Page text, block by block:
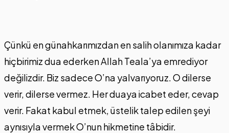
Çünkü en günahkarımızdan en salih olanımıza kadar
hiçbirimiz dua ederken Allah Teala’ya emrediyor
değilizdir. Biz sadece O’na yalvarıyoruz. O dilerse
verir, dilerse vermez. Her duaya icabet eder, cevap
verir. Fakat kabul etmek, üstelik talep edilen şeyi
aynısıyla vermek O’nun hikmetine tâbidir.